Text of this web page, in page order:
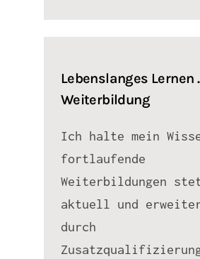
Lebenslanges Lernen .
Weiterbildung
Ich halte mein
fortlaufende
Weiterbildungen
aktuell und
durch